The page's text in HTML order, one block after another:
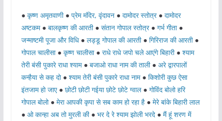
● कृष्ण अमृतवाणी● प्रेम मंदिर, वृंदावन● दामोदर स्तोत्र● दामोदर
अष्टकम● बालकृष्ण की आरती● संतान गोपाल स्तोत्र● गर्भ गीता●
जन्माष्टमी पूजा और विधि● लड्डू गोपाल की आरती● गिरिराज की आरती●
गोपाल चालीसा● कृष्ण चालीसा● राधे राधे जपो चले आएंगे बिहारी● श्याम
तेरी बंसी पुकारे राधा श्याम● बजाओ राधा नाम की ताली● अरे द्वारपालों
कन्हैया से कह दो● श्याम तेरी बंसी पुकारे राधा नाम ● किशोरी कुछ ऐसा
इंतजाम हो जाए● छोटी छोटी गईया छोटे छोटे ग्वाल● गोविंद बोलो हरि
गोपाल बोलो● मेरा आपकी कृपा से सब काम हो रहा है● मेरे बांके बिहारी लाल
● ओ कान्हा अब तो मुरली की● भर दे रे श्याम झोली भरदे● मैं हूं शरण में